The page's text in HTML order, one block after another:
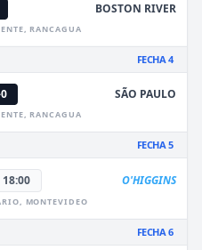
BOSTON RIVER
RANCAGUA
FECHA 4
SÃO PAULO
RANCAGUA
FECHA 5
18:00 O'HIGGINS
MONTEVIDEO
FECHA 6